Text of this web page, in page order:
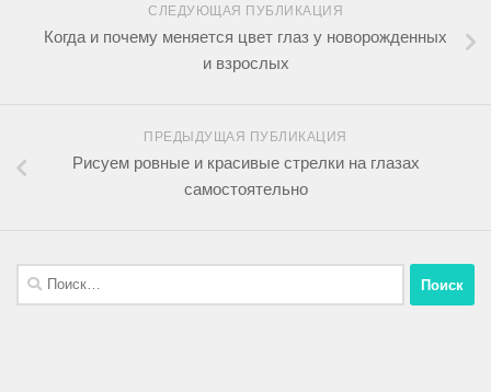
СЛЕДУЮЩАЯ ПУБЛИКАЦИЯ
Когда и почему меняется цвет глаз у новорожденных
и взрослых
ПРЕДЫДУЩАЯ ПУБЛИКАЦИЯ
Рисуем ровные и красивые стрелки на глазах
самостоятельно